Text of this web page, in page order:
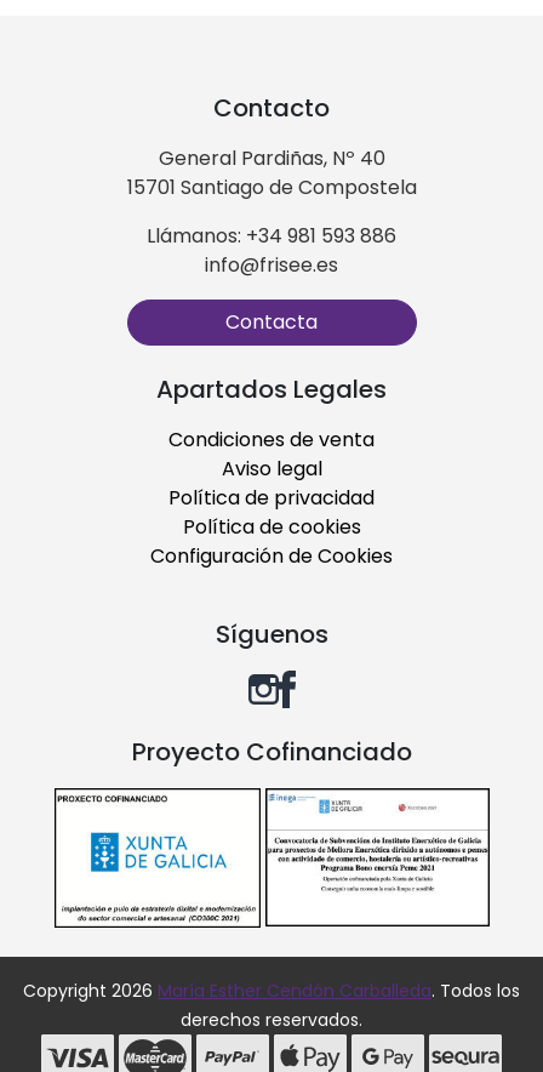
Contacto
General Pardiñas, Nº 40
15701 Santiago de Compostela
Llámanos: +34 981 593 886
info@frisee.es
Contacta
Apartados Legales
Condiciones de venta
Aviso legal
Política de privacidad
Política de cookies
Configuración de Cookies
Síguenos
Proyecto Cofinanciado
Copyright 2026 María Esther Cendón Carballeda. Todos los
derechos reservados.